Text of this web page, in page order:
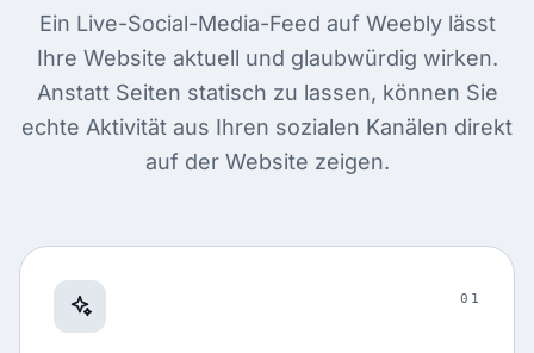
Ein Live-Social-Media-Feed auf Weebly lässt
Ihre Website aktuell und glaubwürdig wirken.
Anstatt Seiten statisch zu lassen, können Sie
echte Aktivität aus Ihren sozialen Kanälen direkt
auf der Website zeigen.
01